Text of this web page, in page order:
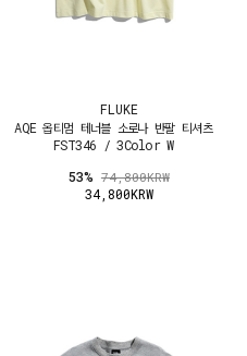
FLUKE
AQE 옵티멈 테너블 소로나 반팔 티셔츠
FST346 / 3Color W
53% 74,800KRW
34,800KRW